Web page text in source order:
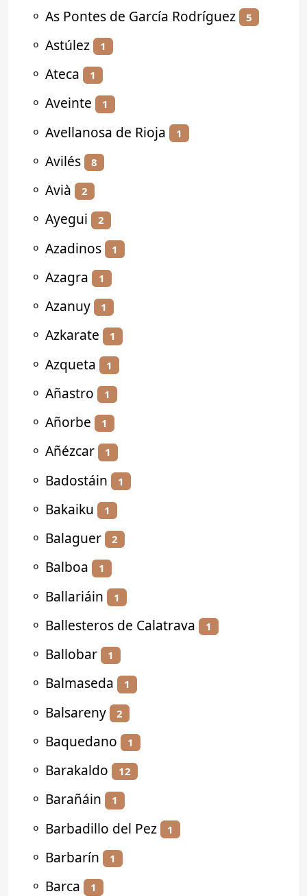
⚬ As Pontes de García Rodríguez 5
⚬ Astúlez 1
⚬ Ateca 1
⚬ Aveinte 1
⚬ Avellanosa de Rioja 1
⚬ Avilés 8
⚬ Avià 2
⚬ Ayegui 2
⚬ Azadinos 1
⚬ Azagra 1
⚬ Azanuy 1
⚬ Azkarate 1
⚬ Azqueta 1
⚬ Añastro 1
⚬ Añorbe 1
⚬ Añézcar 1
⚬ Badostáin 1
⚬ Bakaiku 1
⚬ Balaguer 2
⚬ Balboa 1
⚬ Ballariáin 1
⚬ Ballesteros de Calatrava 1
⚬ Ballobar 1
⚬ Balmaseda 1
⚬ Balsareny 2
⚬ Baquedano 1
⚬ Barakaldo 12
⚬ Barañáin 1
⚬ Barbadillo del Pez 1
⚬ Barbarín 1
⚬ Barca 1